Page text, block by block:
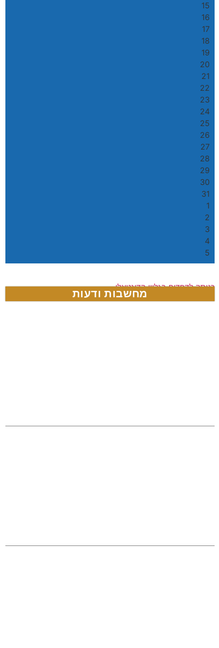
15
16
17
18
19
20
21
22
23
24
25
26
27
28
29
30
31
1
2
3
4
5
כניסה לדפדוף בגליון הדיגטאלי
מחשבות ודעות